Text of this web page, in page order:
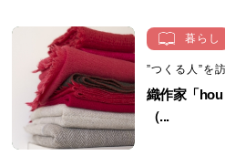
暮らし
”つくる人”を
織作家「
（...